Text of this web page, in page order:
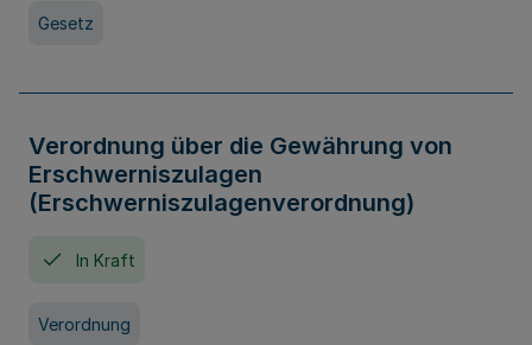
Gesetz
Verordnung über die Gewährung von
Erschwerniszulagen
(Erschwerniszulagenverordnung)
In Kraft
Verordnung